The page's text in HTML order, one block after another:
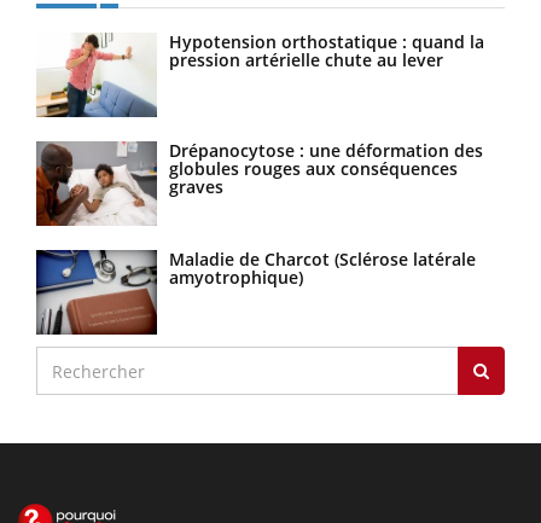
Hypotension orthostatique : quand la
pression artérielle chute au lever
Drépanocytose : une déformation des
globules rouges aux conséquences
graves
Maladie de Charcot (Sclérose latérale
amyotrophique)